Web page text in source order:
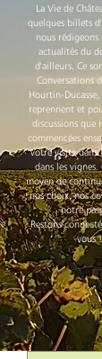
La Vie de
quelques billets
nous rédigeons
actualités du
d'ailleurs. Ce
Conversations
Hourtin-
reprennent et
discussions que
commencées
votre visite dans
dans les vignes.
moyen de
nos choix, nos
notre
Restons
vous !